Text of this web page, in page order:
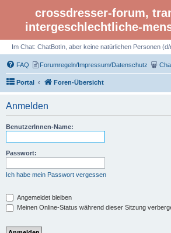
crossdresser-forum,
intergeschlechtliche-
Im Chat: ChatBotIn, aber keine natürlichen Personen (d/
FAQ Forumregeln/Impressum/Datenschutz
Portal Foren-Übersicht
Anmelden
BenutzerInnen-Name:
Passwort:
Ich habe mein Passwort vergessen
Angemeldet bleiben
Meinen Online-Status während dieser Sitzung